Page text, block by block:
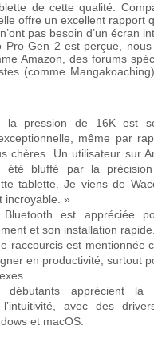
de cette qualité.
offre un excellent rapport
pas besoin d’un écran
Pro Gen 2 est perçue, nous
Amazon, des forums
(comme
la pression de 16K est
même par
chères. Un utilisateur sur
été bluffé par la
tablette. Je viens de
incroyable. »
Bluetooth est appréciée
et son installation
raccourcis est mentionnée
en productivité, surtout
débutants apprécient la
l’intuitivité, avec des
et macOS.